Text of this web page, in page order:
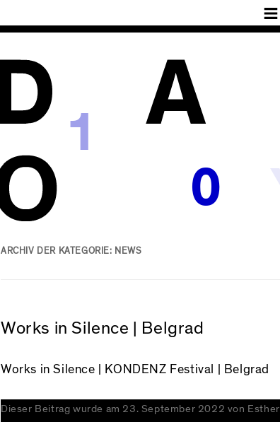
1
0
ARCHIV DER KATEGORIE: NEWS
Works in Silence | Belgrad
Works in Silence | KONDENZ Festival | Belgrad
Dieser Beitrag wurde am 23. September 2022 von Esther